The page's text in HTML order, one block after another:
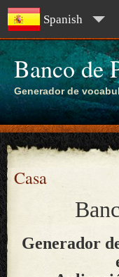
Spanish
Banco de
Generador de
Casa
Generador